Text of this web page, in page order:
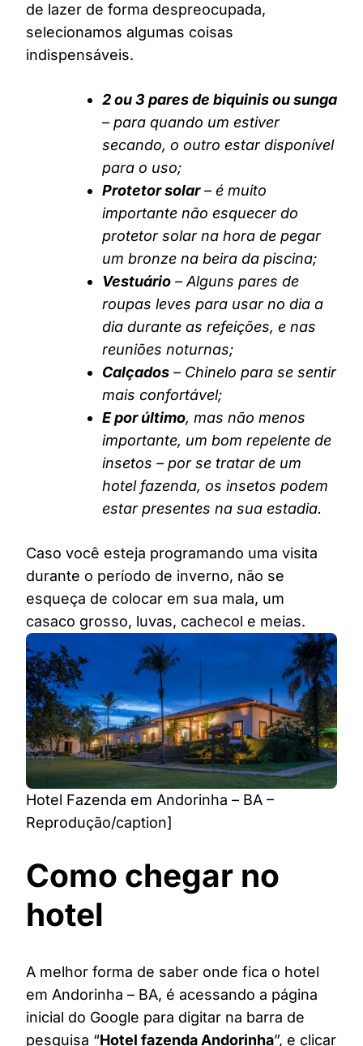
de lazer de forma despreocupada,
selecionamos algumas coisas
indispensáveis.
2 ou 3 pares de biquinis ou sunga
– para quando um estiver
secando, o outro estar disponível
para o uso;
Protetor solar– é muito
importante não esquecer do
protetor solar na hora de pegar
um bronze na beira da piscina;
Vestuário – Alguns pares de
roupas leves para usar no dia a
dia durante as refeições, e nas
reuniões noturnas;
Calçados – Chinelo para se sentir
mais confortável;
E por último, mas não menos
importante, um bom repelente de
insetos – por se tratar de um
hotel fazenda, os insetos podem
estar presentes na sua estadia.
Caso você esteja programando uma visita
durante o período de inverno, não se
esqueça de colocar em sua mala, um
casaco grosso, luvas, cachecol e meias.
Hotel Fazenda em Andorinha – BA –
Reprodução/caption]
Como chegar no
hotel
A melhor forma de saber onde fica o hotel
em Andorinha – BA, é acessando a página
inicial do Google para digitar na barra de
pesquisa “Hotel fazenda Andorinha”, e clicar